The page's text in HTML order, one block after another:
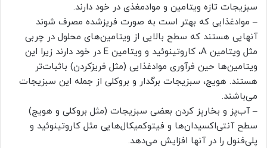
سبزیجات تازه ویتامین و موادمغذی در خود دارند.
– موادغذایی که بهتر است به صورت فریزشده مصرف شوند
آنهایی هستند که سطح بالایی از ویتامین‌های محلول در چربی
مثل ویتامین A، کاروتینوئید و ویتامین E در خود دارند زیرا این
ویتامین‌ها حین فرآوری موادغذایی (مثل فریزکردن) باثبات‌تر
هستند. هویج، سبزیجات برگدار و بروکلی از جمله این سبزیجات
می‌باشند.
– آب‌پز و بخارپز کردن بعضی سبزیجات (مثل بروکلی و هویج)
سطح آنتی‌اکسیدان‌ها و فیتوکمیکال‌هایی مثل کاروتینوئید و
پلی‌فنول را در آنها افزایش می‌دهد.